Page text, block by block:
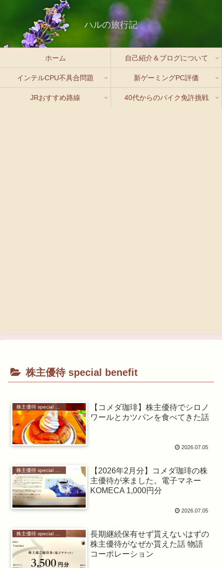
ハルの旅行記
ホーム 自己紹介＆ブログについて
インテルCPU不具合問題 新ゲーミングPC評価
JRおすすめ路線 40代からのバイク免許挑戦
株主優待 special benefit
株主優待 special benefit
【コメダ珈琲】株主優待でシロノ
ワールとカツパンを食べてきた話
2026.07.05
株主優待 special benefit
【2026年2月分】コメダ珈琲の株
主優待が来ました。電子マネー
KOMECA 1,000円分
2026.07.05
長期継続保有せず貰えないはずの
株主優待がなぜか貰えた話 物語
コーポレーション